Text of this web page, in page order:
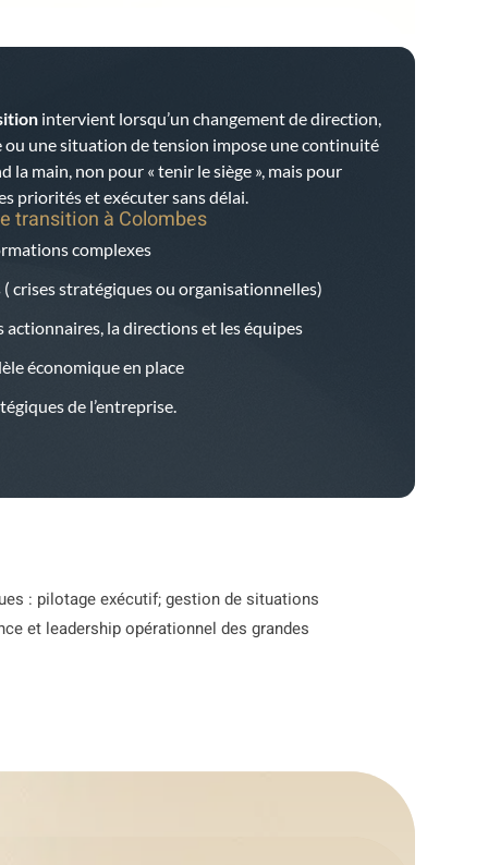
intervient lorsqu’un changement de direction,
une situation de tension impose une continuité
la main, non pour « tenir le siège », mais pour
priorités et exécuter sans délai.
transition à Colombes
complexes
crises stratégiques ou organisationnelles)
la directions et les équipes
économique en place
de l’entreprise.
: pilotage exécutif; gestion de situations
et leadership opérationnel des grandes